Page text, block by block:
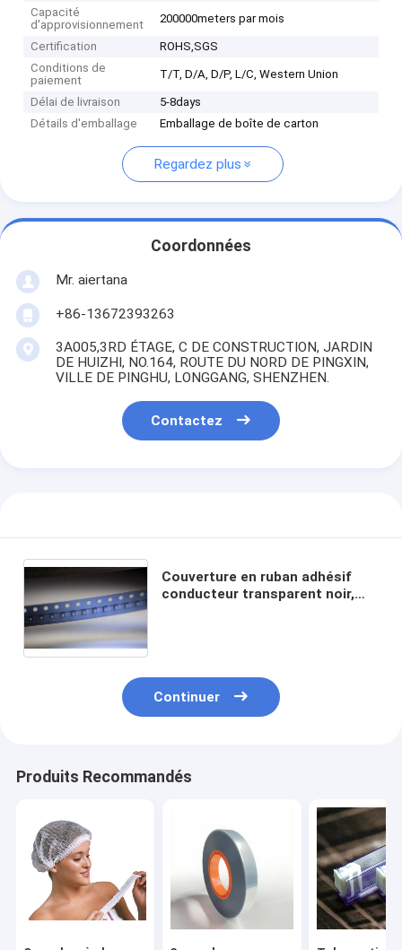
Capacité
d'approvisionnement
200000meters par mois
Certification
ROHS,SGS
Conditions de
paiement
T/T, D/A, D/P, L/C, Western Union
Délai de livraison
5-8days
Détails d'emballage
Emballage de boîte de carton
Regardez plus
Coordonnées
Mr. aiertana
+86-13672393263
3A005,3RD ÉTAGE, C DE CONSTRUCTION, JARDIN
DE HUIZHI, NO.164, ROUTE DU NORD DE PINGXIN,
VILLE DE PINGHU, LONGGANG, SHENZHEN.
Contactez
Couverture en ruban adhésif
conducteur transparent noir,
Continuer
Produits Recommandés